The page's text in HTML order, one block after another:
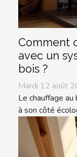
Comment
avec un
bois ?
Mardi 12 août
Le chauffage
à son côté